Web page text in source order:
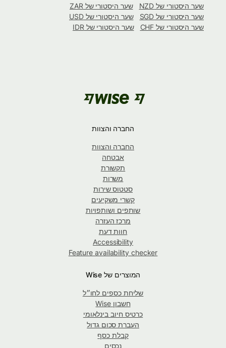
שער היסטורי של NZD
שער היסטורי של ZAR
שער היסטורי של SGD
שער היסטורי של USD
שער היסטורי של CHF
שער היסטורי של IDR
החברה והצוות
החברה והצוות
אבטחה
תקשורת
משרות
סטטוס שירות
קשרי משקיעים
שותפים ושותפויות
מרכז העזרה
חוות דעת
Accessibility
Feature availability checker
המוצרים של Wise
שליחת כספים לחו״ל
חשבון Wise
כרטיס חיוב בינלאומי
העברת סכום גדול
קבלת כסף
נכסים